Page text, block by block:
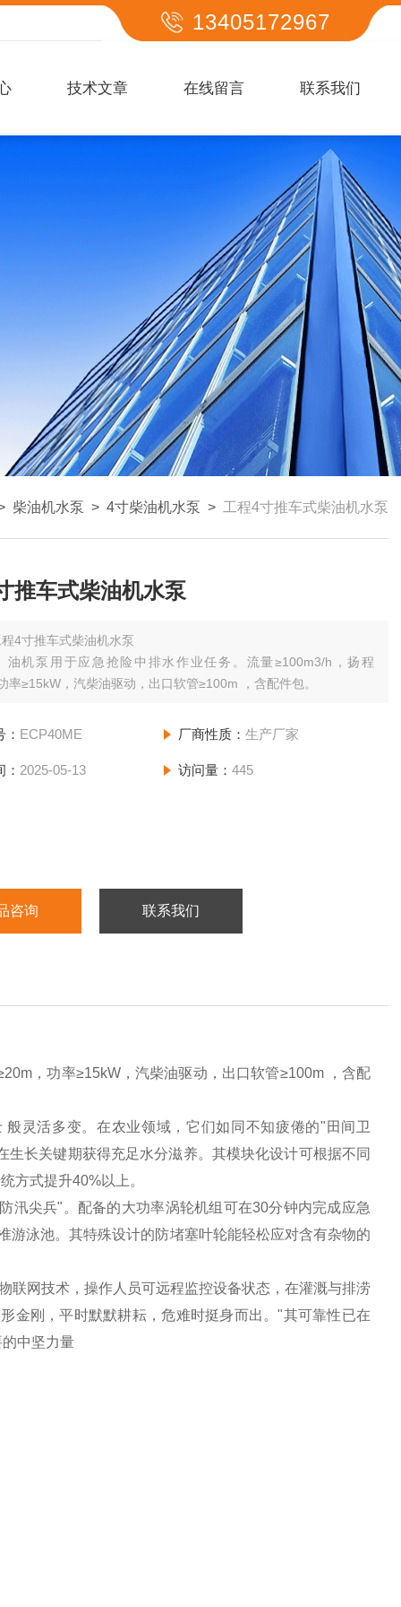
13405172967
技术文章 在线留言 联系我们
柴油机水泵 > 4寸柴油机水泵 > 工程4寸推车式柴油机水泵
推车式柴油机水泵
4寸推车式柴油机水泵
油机泵用于应急抢险中排水作业任务。流量≥100m3/h，扬程
率≥15kW，汽柴油驱动，出口软管≥100m ，含配件包。
ECP40ME 厂商性质： 生产厂家
2025-05-13 访问量： 445
咨询 联系我们
，功率≥15kW，汽柴油驱动，出口软管≥100m ，含配
般灵活多变。在农业领域，它们如同不知疲倦的"田间卫
长关键期获得充足水分滋养。其模块化设计可根据不同
方式提升40%以上。
汛尖兵"。配备的大功率涡轮机组可在30分钟内完成应急
游泳池。其特殊设计的防堵塞叶轮能轻松应对含有杂物的
联网技术，操作人员可远程监控设备状态，在灌溉与排涝
金刚，平时默默耕耘，危难时挺身而出。"其可靠性已在
中坚力量